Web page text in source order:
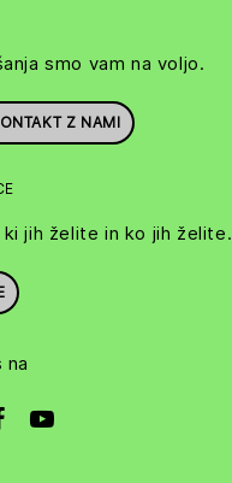
smo vam na voljo.
Z NAMI
jih želite in ko jih želite.
na